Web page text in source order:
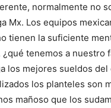
normalmente no
Mx. Los equipos
tienen la suficiente
tenemos a
los mejores sueldos
los planteles son
mañoso que los